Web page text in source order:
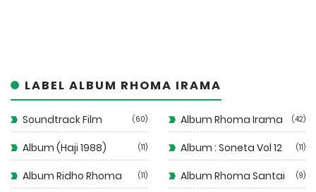
LABEL ALBUM RHOMA IRAMA
Soundtrack Film 60 Album Rhoma Irama 42
Album (Haji 1988) 11 Album : Soneta Vol 12 11
Album Ridho Rhoma 11 Album Rhoma Santai 9